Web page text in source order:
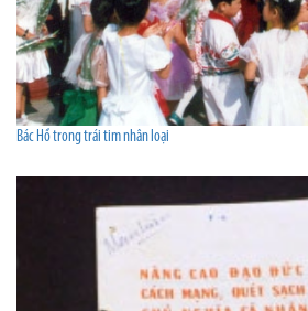
Bác Hồ trong trái tim nhân loại